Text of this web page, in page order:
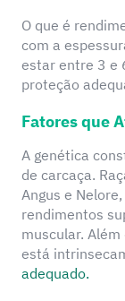
O que é
com a
estar entre 3 e
proteção
Fatores que
A genética
de carcaça.
Angus e
rendimentos
muscular.
está
adequado.